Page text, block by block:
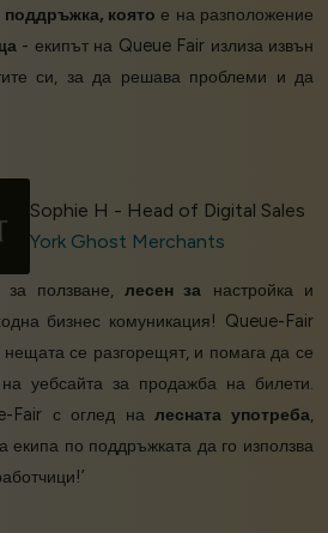
поддръжка, която е на разположение
- екипът на Queue Fair излиза извън
си, за да решава проблеми и да
Sophie H - Head of Digital Sales
York Ghost Merchants
за ползване,лесен за настройка и
бизнес комуникация! Queue-Fair
нещата се разгорещят, и помага да се
уебсайта за продажба на билети.
Fair с оглед налесната употреба,
екипа по поддръжката да го използва